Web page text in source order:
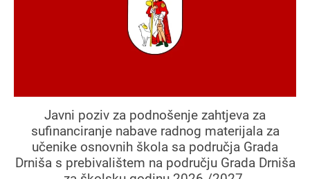
Javni poziv za podnošenje zahtjeva za
sufinanciranje nabave radnog materijala za
učenike osnovnih škola sa područja Grada
Drniša s prebivalištem na području Grada Drniša